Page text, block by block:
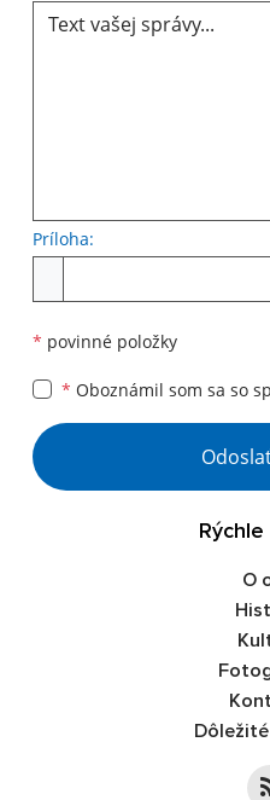
Príloha:
* povinné položky
* Oboznámil som sa so
O